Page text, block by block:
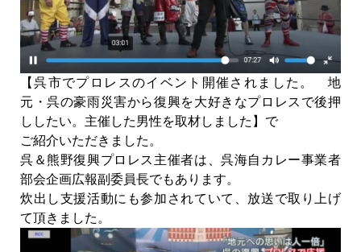
【呉市でプロレスのイベント開催されました。 地
元・呉の豪雨災害から復興を大好きなプロレスで後押
ししたい。主催した男性を取材しました】で
ご紹介いただきました。
呉＆熊野復興プロレス主催者は、呉海自カレー事業者
部会企画広報副委員長でもあります。
炊出し支援活動にも参加されていて、放送で取り上げ
て頂きました。